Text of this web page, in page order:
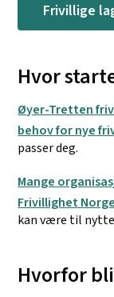
Frivillige
Hvor
Øyer-Tretten
behov for nye
passer deg.
Mange
Frivillighet
kan være til
Hvorfor